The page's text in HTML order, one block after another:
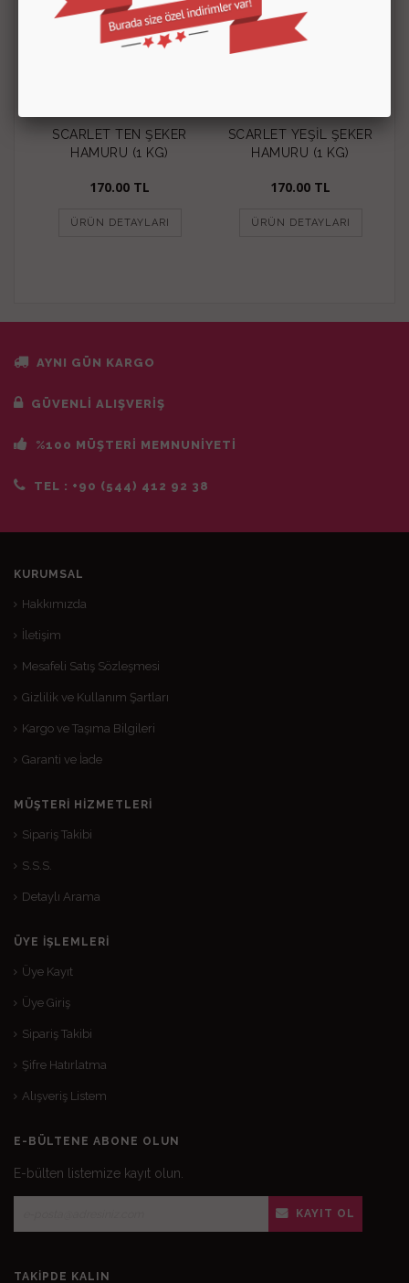
SCARLET TEN ŞEKER
HAMURU (1 KG)
170.00 TL
ÜRÜN DETAYLARI
SCARLET YEŞİL ŞEKER
HAMURU (1 KG)
170.00 TL
ÜRÜN DETAYLARI
AYNI GÜN KARGO
GÜVENLİ ALIŞVERİŞ
%100 MÜŞTERİ MEMNUNİYETİ
TEL : +90 (544) 412 92 38
KURUMSAL
Hakkımızda
İletişim
Mesafeli Satış Sözleşmesi
Gizlilik ve Kullanım Şartları
Kargo ve Taşıma Bilgileri
Garanti ve İade
MÜŞTERI HIZMETLERI
Sipariş Takibi
S.S.S.
Detaylı Arama
ÜYE İŞLEMLERI
Üye Kayıt
Üye Giriş
Sipariş Takibi
Şifre Hatırlatma
Alışveriş Listem
E-BÜLTENE ABONE OLUN
E-bülten listemize kayıt olun.
KAYIT OL
TAKIPDE KALIN